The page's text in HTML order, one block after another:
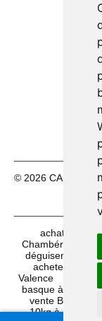
Jeudi
© 2026 CASH
achat articles
Chambéry
déguisements à
acheter pinatas
Valence
basque à Reims
vente Bérêt
10kg à Bayonne